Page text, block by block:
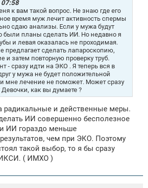
07:58
к вам такой вопрос. Не знаю где его
время муж лечит активность спермы
сдаю анализы. Если у мужа будут
были планы сделать ИИ. Но недавно я
и левая оказалась не проходимая.
предлагает сделать лапароскопию,
и затем повторную проверку труб.
- сразу идти на ЭКО . Я теперь вся в
у мужа не будет положительной
мне лечение не поможет. Может сразу
как вы думаете ?
радикальные и действенные меры.
ИИ совершенно бесполезное
ИИ гораздо меньше
чем при ЭКО. Поэтому
такой выбор, то я бы сразу
( ИМХО )